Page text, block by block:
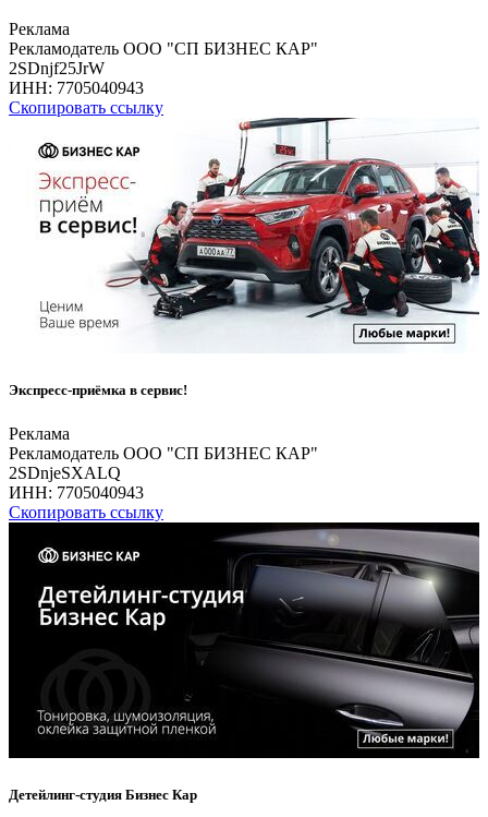
Реклама
Рекламодатель ООО "СП БИЗНЕС КАР"
2SDnjf25JrW
ИНН: 7705040943
Скопировать ссылку
Экспресс-приёмка в сервис!
Реклама
Рекламодатель ООО "СП БИЗНЕС КАР"
2SDnjeSXALQ
ИНН: 7705040943
Скопировать ссылку
Детейлинг-студия Бизнес Кар